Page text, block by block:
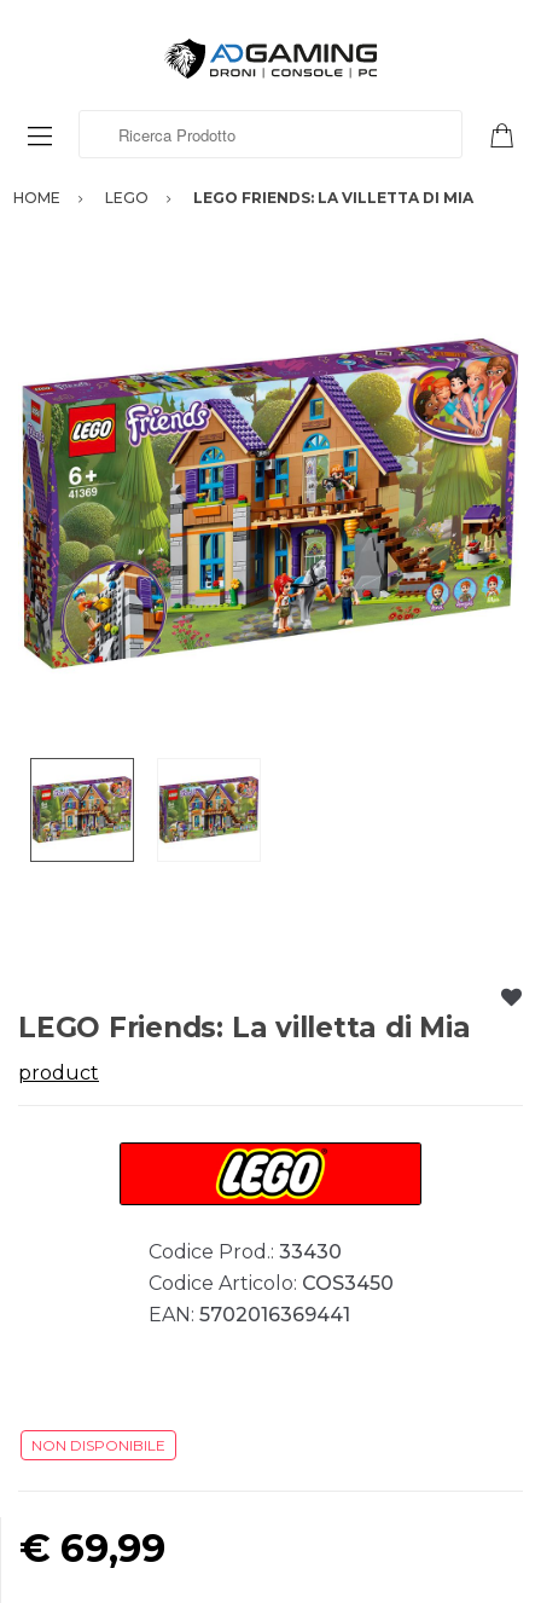
HOME LEGO LEGO FRIENDS: LA VILLETTA DI MIA
LEGO Friends: La villetta di Mia
product
Codice Prod.: 33430
Codice Articolo: COS3450
EAN: 5702016369441
NON DISPONIBILE
€ 69,99